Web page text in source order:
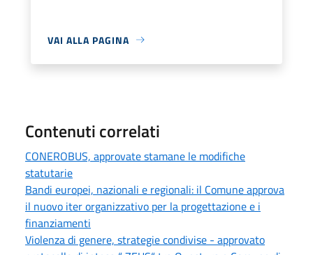
VAI ALLA PAGINA
Contenuti correlati
CONEROBUS, approvate stamane le modifiche
statutarie
Bandi europei, nazionali e regionali: il Comune approva
il nuovo iter organizzativo per la progettazione e i
finanziamenti
Violenza di genere, strategie condivise - approvato